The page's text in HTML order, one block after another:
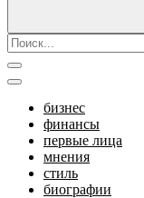
бизнес
финансы
первые лица
мнения
стиль
биографии